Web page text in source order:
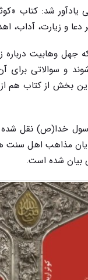
یادآور شد: کتاب
و زیارت، آداب،
درباره
سوالاتی برای
از کتاب هم از
رسول خدا(ص) نقل
مذاهب اهل سنت
بیان شده است.